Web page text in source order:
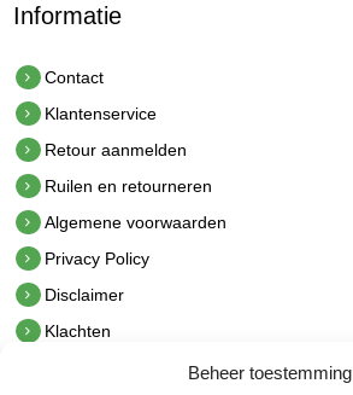
Beheer toestemming
Informatie
Contact
Klantenservice
Retour aanmelden
Ruilen en retourneren
Algemene voorwaarden
Privacy Policy
Disclaimer
Klachten